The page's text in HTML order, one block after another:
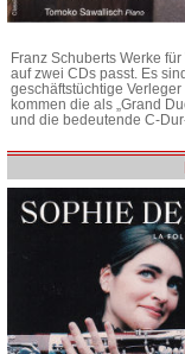
Franz Schuberts Werke
auf zwei CDs passt. Es
geschäftstüchtige
kommen die als „Grand
und die bedeutende C-